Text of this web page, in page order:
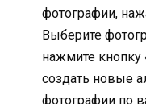
фотографии,
Выберите
нажмите
создать новые
фотографии по